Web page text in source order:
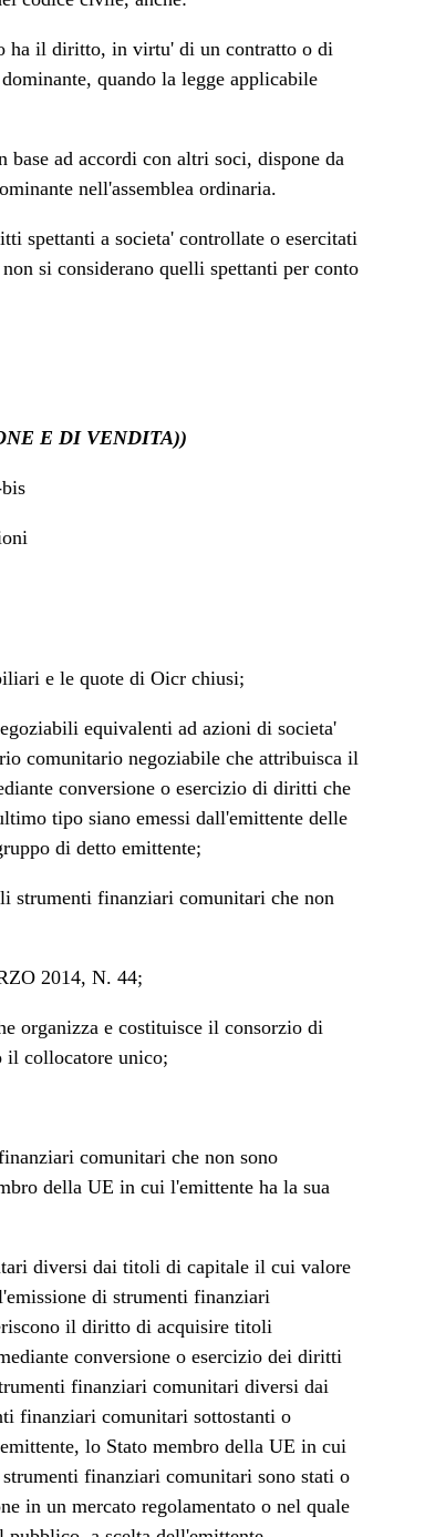
ha il diritto, in virtu' di un contratto o di
quando la legge applicabile
ad accordi con altri soci, dispone da
nell'assemblea ordinaria.
spettanti a societa' controllate o esercitati
si considerano quelli spettanti per conto
E DI VENDITA))
e le quote di Oicr chiusi;
equivalenti ad azioni di societa'
comunitario negoziabile che attribuisca il
conversione o esercizio di diritti che
tipo siano emessi dall'emittente delle
di detto emittente;
finanziari comunitari che non
2014, N. 44;
organizza e costituisce il consorzio di
il collocatore unico;
comunitari che non sono
della UE in cui l'emittente ha la sua
diversi dai titoli di capitale il cui valore
di strumenti finanziari
il diritto di acquisire titoli
conversione o esercizio dei diritti
finanziari comunitari diversi dai
finanziari comunitari sottostanti o
lo Stato membro della UE in cui
finanziari comunitari sono stati o
in un mercato regolamentato o nel quale